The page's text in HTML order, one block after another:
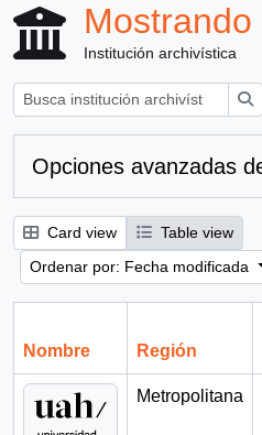
Institución archivística
Opciones avanzadas
Card view
Table view
Ordenar por: Fecha modificada
Nombre Región
Metropolitana